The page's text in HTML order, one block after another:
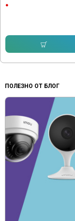
ПОЛЕЗНО ОТ БЛОГ